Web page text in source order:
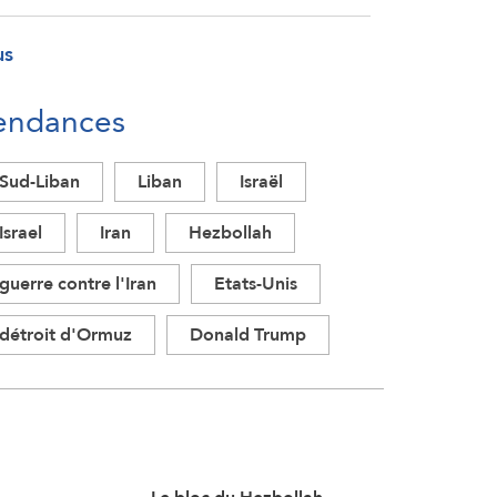
Sud-Liban Liban
Israël
Israel
Iran
Hezbollah
guerre contre l'Iran
Etats-Unis
détroit d'Ormuz
Donald Trump